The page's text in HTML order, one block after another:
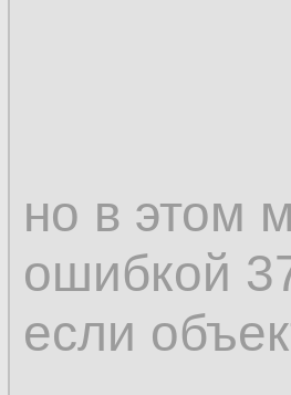
но в этом
ошибкой
если